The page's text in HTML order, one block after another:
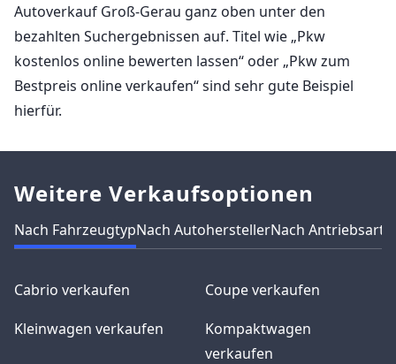
Autoverkauf Groß-Gerau ganz oben unter den
bezahlten Suchergebnissen auf. Titel wie „Pkw
kostenlos online bewerten lassen“ oder „Pkw zum
Bestpreis online verkaufen“ sind sehr gute Beispiel
hierfür.
Weitere Verkaufsoptionen
Nach FahrzeugtypNach AutoherstellerNach Antriebsart
Cabrio verkaufen
Coupe verkaufen
Kleinwagen verkaufen
Kompaktwagen
verkaufen